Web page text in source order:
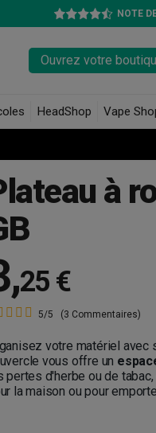
NOTE
Ouvrez votre
HeadShop Vape
à
,25 €
5/5 (3 Commentaires)
votre matériel avec
vous offre un
pertes d'herbe ou de tabac,
la maison ou pour